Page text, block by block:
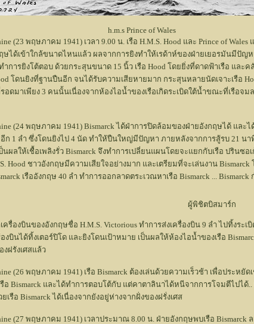
of Wales
(23 พฤษภาคม 1941) เวลา 9.00 น. เรือ H.M.S. Hood และ Prince of
ได้เข้าใกล้ขนาดไหนแล้ว ผลจากการยิงทำให้เรด้าห์ของฝ่ายเยอรมันมีปัญห
ำการยิงโต้ตอบ ด้วยกระสุนขนาด 15 นิ้ว เรือ Hood โดยยิ่งที่ดาดฟ้าเรือ แล
โดนยิงที่ฐานปืนอีก จนได้รับความเสียหายมาก กระสุนหลายนัดเจาะเรือ
อดมาเพียง 3 คนนั้นเนื่องจากห้องไอน้ำของเรือเกิดระเบิดใต้น้ำขณะที่เรือ
(24 พฤษภาคม 1941) Bismarck ได้ฝ่าการปิดล้อมของฝ่ายอังกฤษได้ และ
อีก 1 ลำ ซึ่งโดนยิงไป 4 นัด ทำให้ปืนใหญ่มีปัญหา ภายหลังจากการสู้รบ 21 นา
นผลให้เชื้อเพลิงรั่ว Bismarck จึงทำการเปลี่ยนแผนโดยจะแยกกับเรือ ปรินซ
Hood ชาวอังกฤษมีความเสียใจอย่างมาก และเตรียมที่จะเล่นงาน
เรืออังกฤษ 40 ลำ ทำการออกลาดตระเวณหาเรือ Bismarck ...
ผู้พิชิตบิสมาร์ก
รื่องบินของอังกฤษชื่อ H.M.S. Victorious ทำการส่งเครื่องบิน 9 ลำ ไปทิ้งระเ
องบินได้ทิ้งเตอร์ปิโด และยิงโดนเป้าหมาย เป็นผลให้ห้องไอน้ำของเรือ
งฝรังเศสแล้ว
(26 พฤษภาคม 1941) เรือ Bismarck ต้องเล่นด้วยความเร็วช้า เพื่อประ
รือ Bismarck และได้ทำการตอบโต้กับ แต่คาตาลินาได้หนีจากการโจมตีไปไ
รือ Bismarck ได้เนื่องจากยังอยู่ห่างจากฝั่งของฝรั่งเศส
(27 พฤษภาคม 1941) เวลาประมาณ 8.00 น. ฝ่ายอังกฤษพบเรือ Bismarck